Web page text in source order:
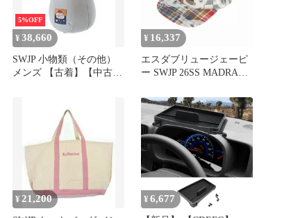
バン E26 メーターパネル
収納ボックス 日産n
5%OFF
¥38,660
SWJP 小物類（その他）
メンズ 【古着】【中古】
¥ 16,337
エスダブリュージェーピ
ー SWJP 26SS MADRAS
ェック ベースボールキャ
ップ 帽子 F マルチカラー
SW-26SS-37
¥21,200 ¥ 6,677